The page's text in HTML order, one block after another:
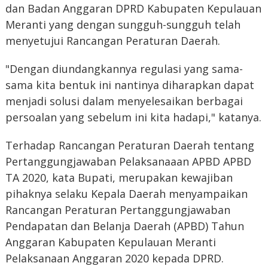
dan Badan Anggaran DPRD Kabupaten Kepulauan
Meranti yang dengan sungguh-sungguh telah
menyetujui Rancangan Peraturan Daerah.
"Dengan diundangkannya regulasi yang sama-
sama kita bentuk ini nantinya diharapkan dapat
menjadi solusi dalam menyelesaikan berbagai
persoalan yang sebelum ini kita hadapi," katanya.
Terhadap Rancangan Peraturan Daerah tentang
Pertanggungjawaban Pelaksanaaan APBD APBD
TA 2020, kata Bupati, merupakan kewajiban
pihaknya selaku Kepala Daerah menyampaikan
Rancangan Peraturan Pertanggungjawaban
Pendapatan dan Belanja Daerah (APBD) Tahun
Anggaran Kabupaten Kepulauan Meranti
Pelaksanaan Anggaran 2020 kepada DPRD.